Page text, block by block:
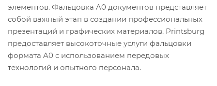
элементов. Фальцовка A0 документов представляет
собой важный этап в создании профессиональных
презентаций и графических материалов. Printsburg
предоставляет высокоточные услуги фальцовки
формата A0 с использованием передовых
технологий и опытного персонала.